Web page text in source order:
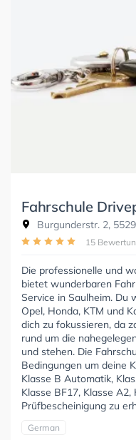
Fahrschule
Burgunderstr. 2,
15
Die professionelle und
bietet wunderbaren
Service in Saulheim. Du
Opel, Honda, KTM und
dich zu fokussieren, da
rund um die
und stehen. Die
Bedingungen um deine
Klasse B Automatik,
Klasse BF17, Klasse
Prüfbescheinigung zu
German